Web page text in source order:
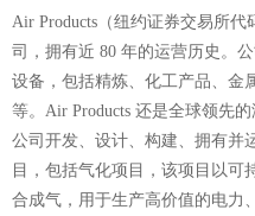
Air Products（纽约证券交易所
司，拥有近 80 年的运营历史。
设备，包括精炼、化工产品、金
等。Air Products 还是全球领先
公司开发、设计、构建、拥有并
目，包括气化项目，该项目以可
合成气，用于生产高价值的电力